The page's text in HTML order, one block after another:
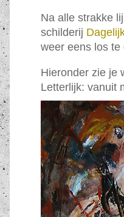
Na alle strakke
schilderij
weer eens los te
Hieronder zie je
Letterlijk: vanuit